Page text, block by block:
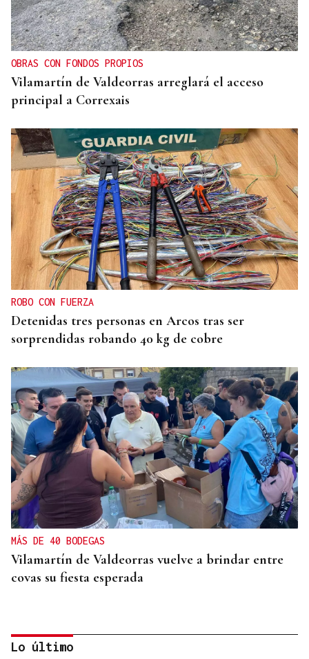
OBRAS CON FONDOS PROPIOS
Vilamartín de Valdeorras arreglará el acceso
principal a Correxais
ROBO CON FUERZA
Detenidas tres personas en Arcos tras ser
sorprendidas robando 40 kg de cobre
MÁS DE 40 BODEGAS
Vilamartín de Valdeorras vuelve a brindar entre
covas su fiesta esperada
Lo último